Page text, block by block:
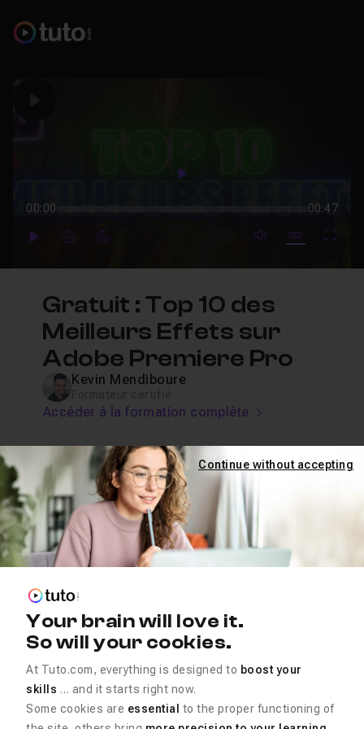
Play
00:00 00:47
PlayForwardForward mute video
Subtitles
Gratuit : Top 10 des
Meilleurs Effets sur
Adobe Premiere Pro
Kevin Mendiboure
Accéder à la formation complète